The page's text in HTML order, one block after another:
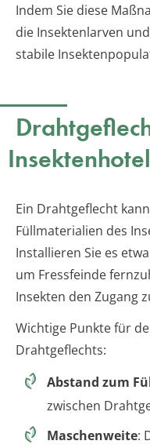
Indem Sie diese
die Insektenlarven
stabile
Ein Drahtgeflecht
Füllmaterialien des
Installieren Sie es
um Fressfeinde
Insekten den Zugang
Wichtige Punkte für
Drahtgeflechts:
Abstand zum
zwischen
Maschenweite: